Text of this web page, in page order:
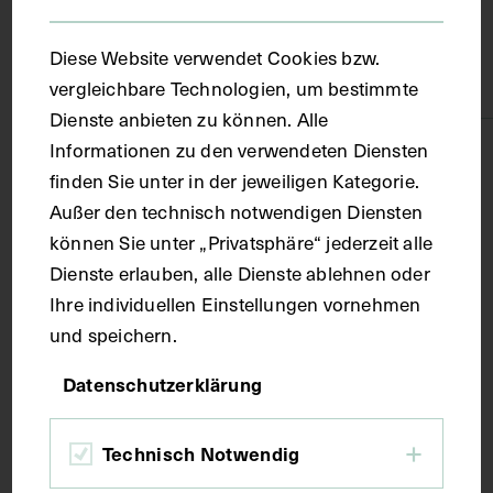
Papier
Technik
Fotografie
Maße
Kurzbeschreibung
Diese Website verwendet Cookies bzw.
vergleichbare Technologien, um bestimmte
Dienste anbieten zu können. Alle
Informationen zu den verwendeten Diensten
finden Sie unter in der jeweiligen Kategorie.
Außer den technisch notwendigen Diensten
können Sie unter „Privatsphäre“ jederzeit alle
Dienste erlauben, alle Dienste ablehnen oder
Ihre individuellen Einstellungen vornehmen
und speichern.
Datenschutzerklärung
Technisch Notwendig